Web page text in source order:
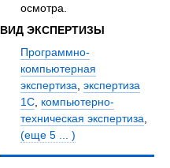
осмотра.
ВИД ЭКСПЕРТИЗЫ
Программно-
компьютерная
экспертиза,экспертиза
1С, компьютерно-
техническая экспертиза,
(еще 5 ... )